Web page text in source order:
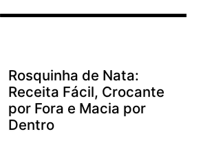
Rosquinha de Nata:
Receita Fácil, Crocante
por Fora e Macia por
Dentro